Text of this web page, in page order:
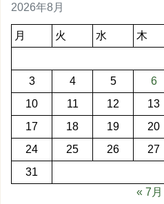
2026年8月
月 火 水 木
3
4 5 6
10
11 12 13
17
18 19 20
24
25 26 27
31
« 7月